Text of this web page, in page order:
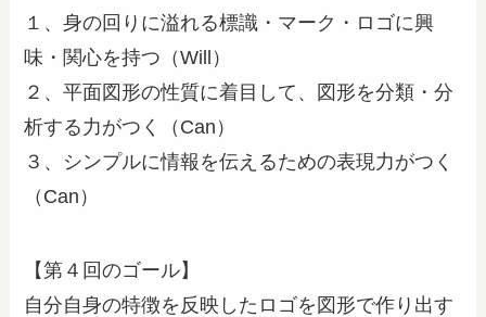
１、身の回りに溢れる標識・マーク・ロゴに興
味・関心を持つ（Will）
２、平面図形の性質に着目して、図形を分類・分
析する力がつく（Can）
３、シンプルに情報を伝えるための表現力がつく
（Can）
【第４回のゴール】
自分自身の特徴を反映したロゴを図形で作り出す